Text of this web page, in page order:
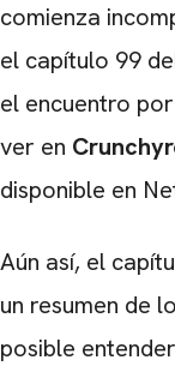
comienza
el capítulo 99
el encuentro
ver en
disponible en
Aún así, el
un resumen de
posible